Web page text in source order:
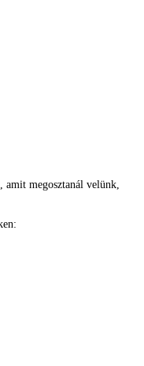
amit megosztanál velünk,